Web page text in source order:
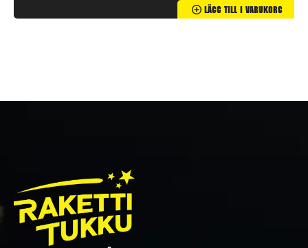
Lägg Till I Varukorg